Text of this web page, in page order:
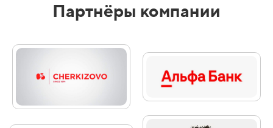
Партнёры компании